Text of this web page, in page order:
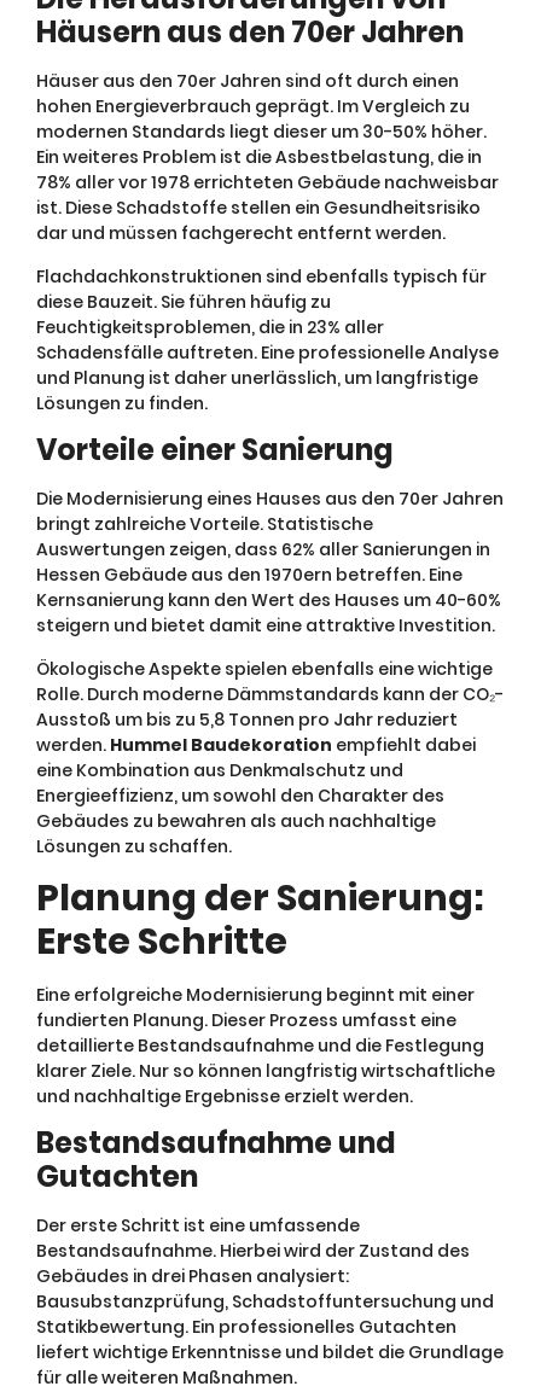
Häusern aus den 70er Jahren
Häuser aus den 70er Jahren sind oft durch einen
hohen Energieverbrauch geprägt. Im Vergleich zu
modernen Standards liegt dieser um 30-50% höher.
Ein weiteres Problem ist die Asbestbelastung, die in
78% aller vor 1978 errichteten Gebäude nachweisbar
ist. Diese Schadstoffe stellen ein Gesundheitsrisiko
dar und müssen fachgerecht entfernt werden.
Flachdachkonstruktionen sind ebenfalls typisch für
diese Bauzeit. Sie führen häufig zu
Feuchtigkeitsproblemen, die in 23% aller
Schadensfälle auftreten. Eine professionelle Analyse
und Planung ist daher unerlässlich, um langfristige
Lösungen zu finden.
Vorteile einer Sanierung
Die Modernisierung eines Hauses aus den 70er Jahren
bringt zahlreiche Vorteile. Statistische
Auswertungen zeigen, dass 62% aller Sanierungen in
Hessen Gebäude aus den 1970ern betreffen. Eine
Kernsanierung kann den Wert des Hauses um 40-60%
steigern und bietet damit eine attraktive Investition.
Ökologische Aspekte spielen ebenfalls eine wichtige
Rolle. Durch moderne Dämmstandards kann der CO₂-
Ausstoß um bis zu 5,8 Tonnen pro Jahr reduziert
werden. Hummel Baudekoration empfiehlt dabei
eine Kombination aus Denkmalschutz und
Energieeffizienz, um sowohl den Charakter des
Gebäudes zu bewahren als auch nachhaltige
Lösungen zu schaffen.
Planung der Sanierung:
Erste Schritte
Eine erfolgreiche Modernisierung beginnt mit einer
fundierten Planung. Dieser Prozess umfasst eine
detaillierte Bestandsaufnahme und die Festlegung
klarer Ziele. Nur so können langfristig wirtschaftliche
und nachhaltige Ergebnisse erzielt werden.
Bestandsaufnahme und
Gutachten
Der erste Schritt ist eine umfassende
Bestandsaufnahme. Hierbei wird der Zustand des
Gebäudes in drei Phasen analysiert:
Bausubstanzprüfung, Schadstoffuntersuchung und
Statikbewertung. Ein professionelles Gutachten
liefert wichtige Erkenntnisse und bildet die Grundlage
für alle weiteren Maßnahmen.